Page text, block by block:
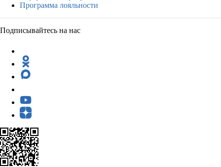
Программа лояльности
Подписывайтесь на нас